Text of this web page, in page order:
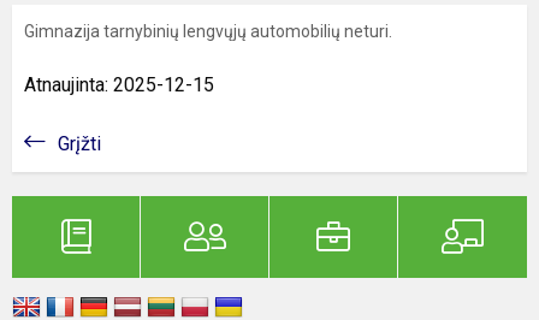
Gimnazija tarnybinių lengvųjų automobilių neturi.
Atnaujinta: 2025-12-15
Grįžti